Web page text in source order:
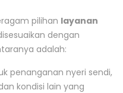
pilihan layanan
dengan
adalah:
penanganan nyeri sendi,
kondisi lain yang